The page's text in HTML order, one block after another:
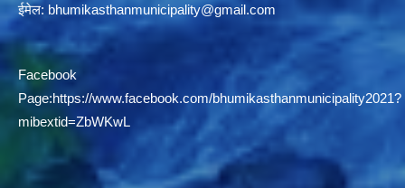
ईमेल: bhumikasthanmunicipality@gmail.com
Facebook
Page:https://www.facebook.com/bhumikasthanmunicipality2021?
mibextid=ZbWKwL